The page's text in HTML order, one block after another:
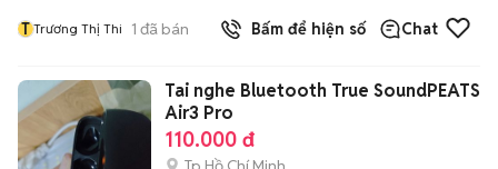
T Trương Thị Thi 1 đã bán Bấm để hiện số Chat
Tai nghe Bluetooth True SoundPEATS
Air3 Pro
110.000 đ